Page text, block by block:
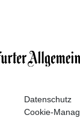
Datenschutz
Cookie-